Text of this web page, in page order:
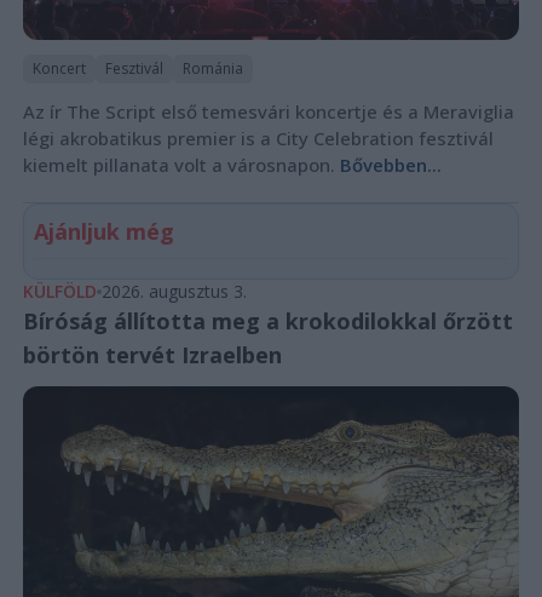
Koncert Fesztivál Románia
Az ír The Script első temesvári koncertje és a Meraviglia
légi akrobatikus premier is a City Celebration fesztivál
kiemelt pillanata volt a városnapon. Bővebben...
Ajánljuk még
KÜLFÖLD 2026. augusztus 3.
Bíróság állította meg a krokodilokkal őrzött
börtön tervét Izraelben